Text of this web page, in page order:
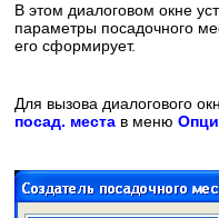
В этом диалоговом окне
параметры посадочного
его сформирует.
Для вызова диалогового
посад. места в меню